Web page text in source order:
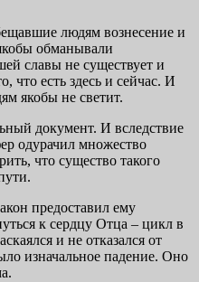
людям вознесение и
обманывали
славы не существует и
что есть здесь и сейчас. И
якобы не светит.
документ. И вследствие
одурачил множество
что существо такого
предоставил ему
к сердцу Отца – цикл в
и не отказался от
изначальное падение. Оно